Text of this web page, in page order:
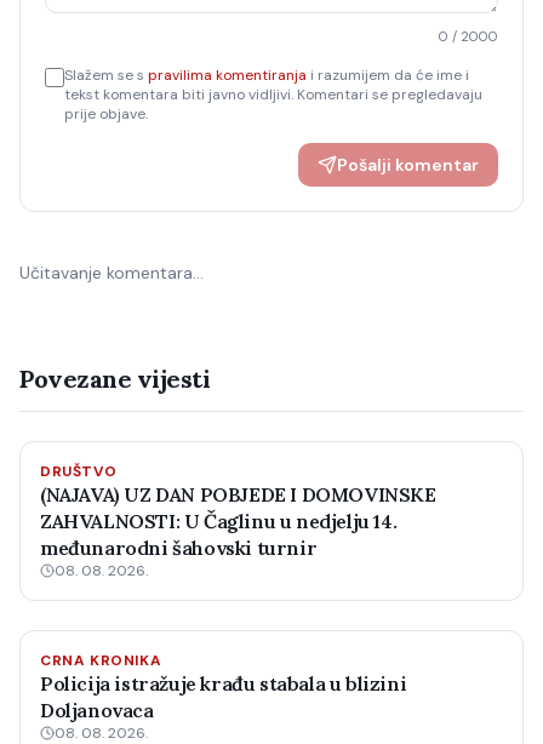
0 / 2000
Slažem se s pravilima komentiranja i razumijem da će ime i
tekst komentara biti javno vidljivi. Komentari se pregledavaju
prije objave.
Pošalji komentar
Učitavanje komentara…
Povezane vijesti
DRUŠTVO
(NAJAVA) UZ DAN POBJEDE I DOMOVINSKE
ZAHVALNOSTI: U Čaglinu u nedjelju 14.
međunarodni šahovski turnir
08. 08. 2026.
CRNA KRONIKA
Policija istražuje krađu stabala u blizini
Doljanovaca
08. 08. 2026.